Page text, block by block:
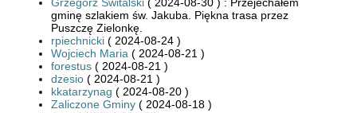
gminę szlakiem św. Jakuba. Piękna trasa przez
Puszczę Zielonkę.
rpiechnicki ( 2024-08-24 )
Wojciech Maria ( 2024-08-21 )
forestus ( 2024-08-21 )
dzesio ( 2024-08-21 )
kkatarzynag ( 2024-08-20 )
Zaliczone Gminy ( 2024-08-18 )